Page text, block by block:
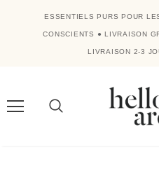
ESSENTIELS PURS POUR
CONSCIENTS ● LIVRAISON
LIVRAISON 2-3